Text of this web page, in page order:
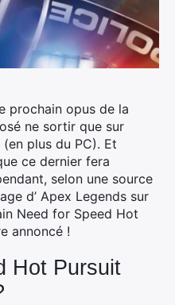
prochain opus de la
ne sortir que sur
plus du PC). Et
ce dernier fera
selon une source
d’ Apex Legends sur
Need for Speed Hot
annoncé !
Hot Pursuit